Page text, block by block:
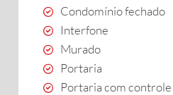
Condomínio fechado
Interfone
Murado
Portaria
Portaria com controle